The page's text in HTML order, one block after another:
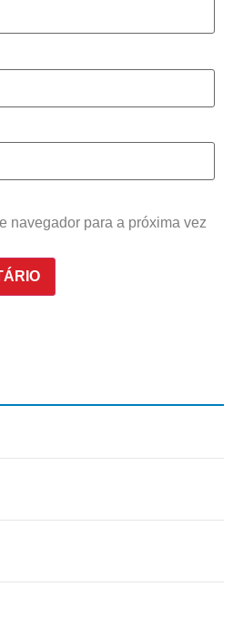
navegador para a próxima vez